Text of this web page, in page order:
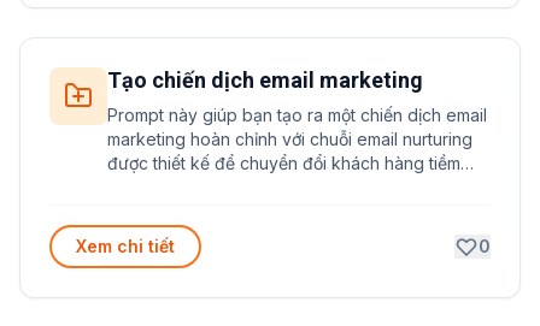
Tạo chiến dịch email marketing
Prompt này giúp bạn tạo ra một chiến dịch email
marketing hoàn chỉnh với chuỗi email nurturing
được thiết kế để chuyển đổi khách hàng tiềm
đẩy hành động mua hàng thông qua nội dung
được cá nhân hóa.
Xem chi tiết 0